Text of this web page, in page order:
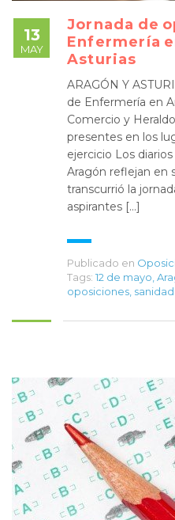
13
MAY
Jornada de
Enfermería
Asturias
ARAGÓN Y
de Enfermería en
Comercio y
presentes en los
ejercicio Los
Aragón reflejan en
transcurrió la
aspirantes […]
Publicado en
Tags: 12 de mayo
oposiciones sanidad